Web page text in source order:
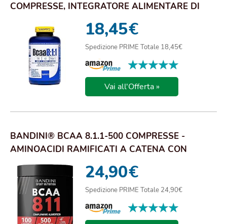
COMPRESSE, INTEGRATORE ALIMENTARE DI
18,45€
Spedizione PRIME Totale 18,45€
★★★★★
★★★★★
Vai all'Offerta »
BANDINI® BCAA 8.1.1-500 COMPRESSE -
AMINOACIDI RAMIFICATI A CATENA CON
LEUCINA, ISOLEUC...24,90€
Spedizione PRIME Totale 24,90€
★★★★★
★★★★★